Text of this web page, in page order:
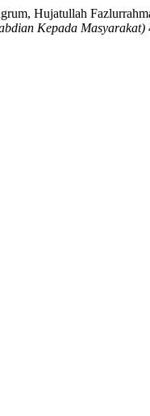
Hujatullah
Kepada Masyarakat)